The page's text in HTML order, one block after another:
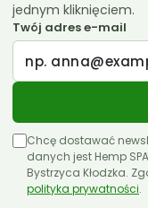
jednym kliknięciem.
Twój adres e-mail
Chcę dostawać
danych jest Hemp
Bystrzyca Kłodzka.
polityka prywatności.